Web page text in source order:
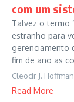
com um
Talvez o termo
estranho para
gerenciamento
fim de ano as
Cleocir J.
Read More